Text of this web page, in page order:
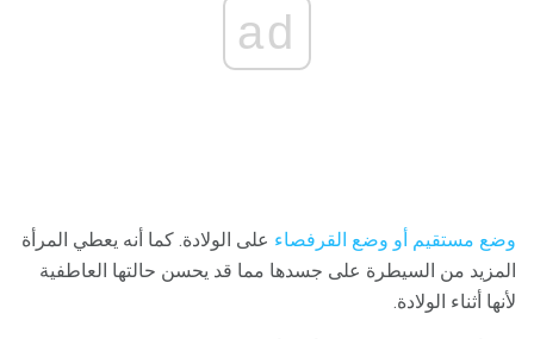
ad
وضع مستقيم أو وضع القرفصاء على الولادة. كما أنه يعطي المرأة
المزيد من السيطرة على جسدها مما قد يحسن حالتها العاطفية
لأنها أثناء الولادة.